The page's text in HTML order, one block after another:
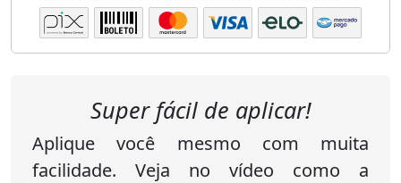
Super fácil de aplicar!
Aplique você mesmo com muita
facilidade. Veja no vídeo como a